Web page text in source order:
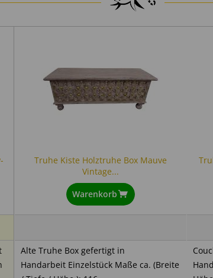
zulässig.
achten.
außerhalb der Reichweite von Kleinkindern
(REACH). Produktionsbedingte
bei ausreichender Belüftung.
Truhe Kiste Holztruhe Box Mauve
Vintage...
Warenkorb
Alte Truhe Box gefertigt in
Handarbeit Einzelstück Maße ca. (Breite